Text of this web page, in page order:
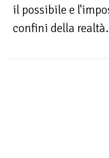
il possibile e
confini della